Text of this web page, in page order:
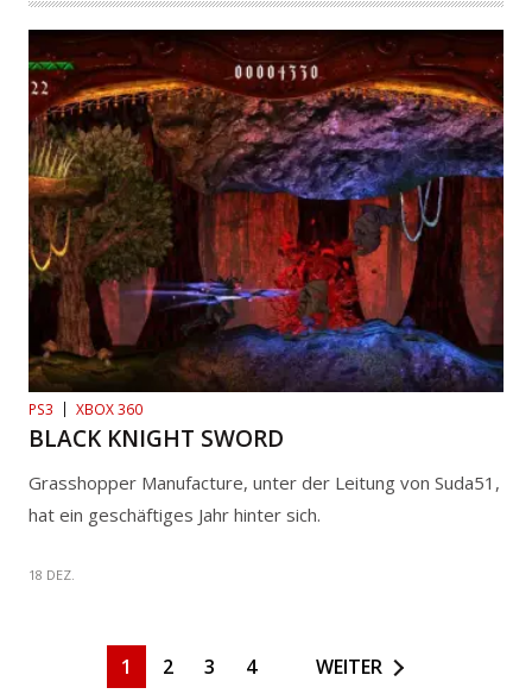
PS3 XBOX 360
BLACK KNIGHT SWORD
Grasshopper Manufacture, unter der Leitung von Suda51,
hat ein geschäftiges Jahr hinter sich.
18 DEZ.
1 2 3 4 WEITER